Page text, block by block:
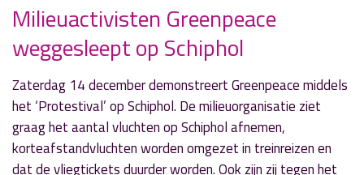
« Vorig nieuwsbericht
Meerlandencheque voor 17 Aalsmeerse
organisaties
» Volgend nieuwsbericht
Sportuitslagen zaterdag 14 december
14 december 2019
Milieuactivisten Greenpeace
weggesleept op Schiphol
Zaterdag 14 december demonstreert Greenpeace middels
het ‘Protestival’ op Schiphol. De milieuorganisatie ziet
graag het aantal vluchten op Schiphol afnemen,
korteafstandvluchten worden omgezet in treinreizen en
dat de vliegtickets duurder worden. Ook zijn zij tegen het